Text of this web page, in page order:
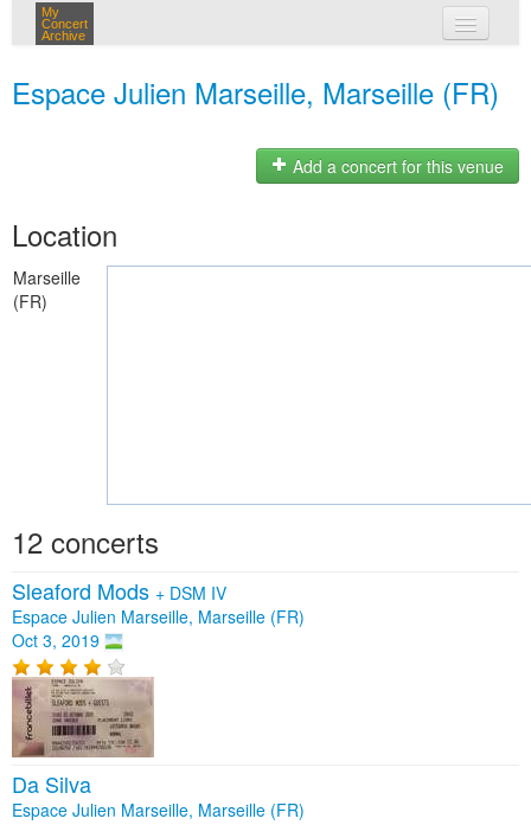
My
Concert
Archive
Espace Julien Marseille, Marseille (FR)
Add a concert for this venue
Location
Marseille
(FR)
12 concerts
Sleaford Mods + DSM IV
Espace Julien Marseille, Marseille (FR)
Oct 3, 2019
Da Silva
Espace Julien Marseille, Marseille (FR)